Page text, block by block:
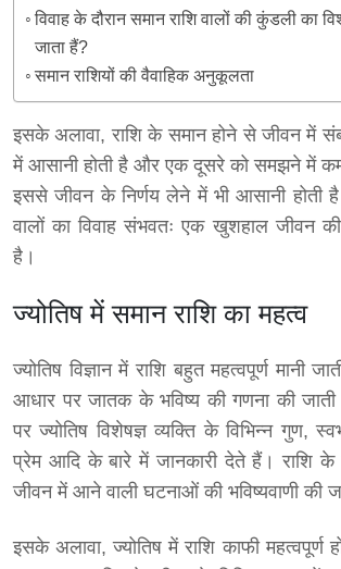
विवाह के दौरान समान राशि वालों की कुंडली का
जाता हैं?
समान राशियों की वैवाहिक अनुकूलता
इसके अलावा, राशि के समान होने से जीवन में
में आसानी होती है और एक दूसरे को समझने में
इससे जीवन के निर्णय लेने में भी आसानी होती
वालों का विवाह संभवतः एक खुशहाल जीवन
है।
ज्योतिष में समान राशि का महत्व
ज्योतिष विज्ञान में राशि बहुत महत्वपूर्ण मानी
आधार पर जातक के भविष्य की गणना की
पर ज्योतिष विशेषज्ञ व्यक्ति के विभिन्न गुण,
प्रेम आदि के बारे में जानकारी देते हैं। राशि के
जीवन में आने वाली घटनाओं की भविष्यवाणी की
इसके अलावा, ज्योतिष में राशि काफी महत्वपूर्ण